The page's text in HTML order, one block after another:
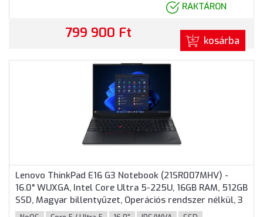
RAKTÁRON
799 900 Ft kosárba
Lenovo ThinkPad E16 G3 Notebook (21SR007MHV) -
16.0" WUXGA, Intel Core Ultra 5-225U, 16GB RAM, 512GB
SSD, Magyar billentyűzet, Operációs rendszer nélkül, 3
év garancia, Fekete színben